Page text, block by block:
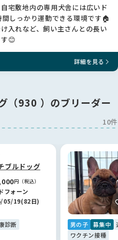
宅敷地内の専用犬舎には広いド
しっかり運動できる環境です🏠
入れなど、飼い主さんとの長い
😊
詳細を見る
（930 ）のブリーダー
10件
ブルドッグ
円（税込）
フォーン
05/19(82日)
診断
男の子 募集中
ワクチン接種